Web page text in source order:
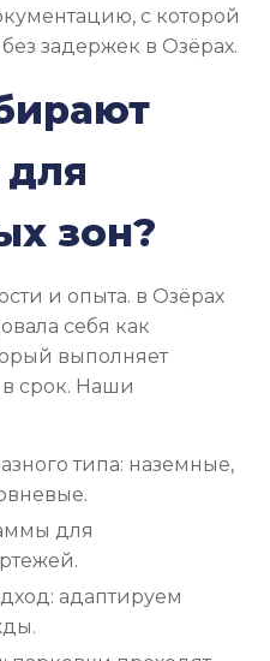
с которой
задержек в Озёрах.
зон?
и опыта. в Озёрах
себя как
выполняет
срок. Наши
типа: наземные,
для
адаптируем